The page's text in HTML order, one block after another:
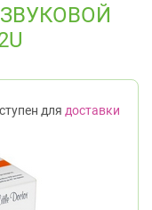
для доставки